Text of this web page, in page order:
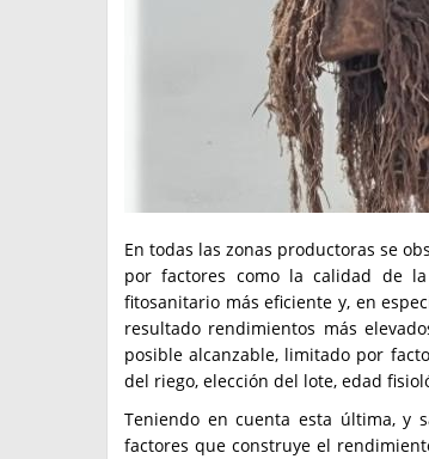
En todas las zonas productoras se
por factores como la calidad de
fitosanitario más eficiente y, en
resultado rendimientos más
posible alcanzable, limitado por
del riego, elección del lote, edad
Teniendo en cuenta esta última, y
factores que construye el